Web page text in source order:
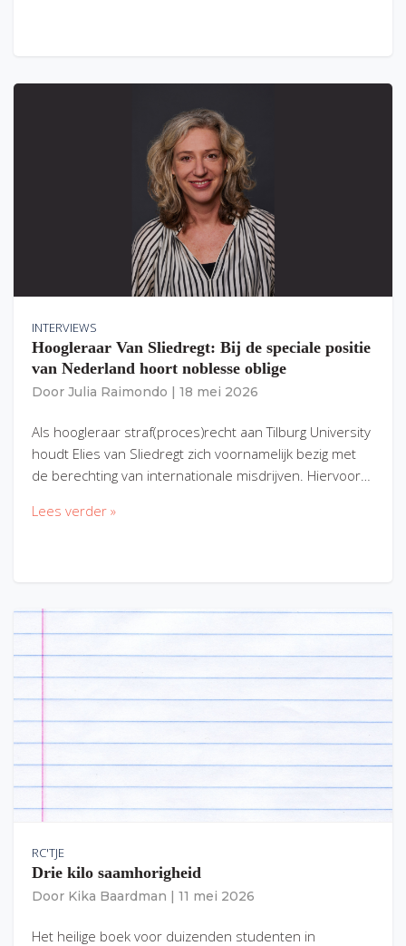
INTERVIEWS
Hoogleraar Van Sliedregt: Bij de speciale positie
van Nederland hoort noblesse oblige
Door Julia Raimondo 18 mei 2026
Als hoogleraar straf(proces)recht aan Tilburg University
houdt Elies van Sliedregt zich voornamelijk bezig met
de berechting van internationale misdrijven. Hiervoor…
Lees verder »
RC'TJE
Drie kilo saamhorigheid
Door Kika Baardman 11 mei 2026
Het heilige boek voor duizenden studenten in